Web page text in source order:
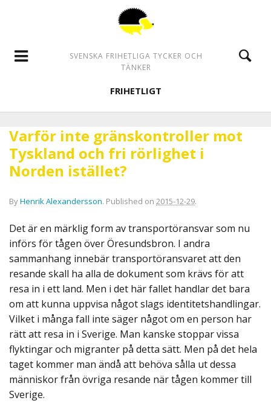
SVENSKA FRIHETLIGA TYCKER OCH
TÄNKER
FRIHETLIGT
Varför inte gränskontroller mot
Tyskland och fri rörlighet i
Norden istället?
ByHenrik Alexandersson. Published on 2015-12-29.
Det är en märklig form av transportöransvar som nu
införs för tågen över Öresundsbron. I andra
sammanhang innebär transportöransvaret att den
resande skall ha alla de dokument som krävs för att
resa in i ett land. Men i det här fallet handlar det bara
om att kunna uppvisa något slags identitetshandlingar.
Vilket i många fall inte säger något om en person har
rätt att resa in i Sverige. Man kanske stoppar vissa
flyktingar och migranter på detta sätt. Men på det hela
taget kommer man ändå att behöva sålla ut dessa
människor från övriga resande när tågen kommer till
Sverige.